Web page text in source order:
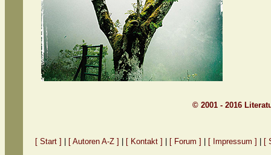
© 2001 - 2016
[ Start ] [ Autoren A-Z ] [ Kontakt ] [ Forum ] [ Impressum ] [